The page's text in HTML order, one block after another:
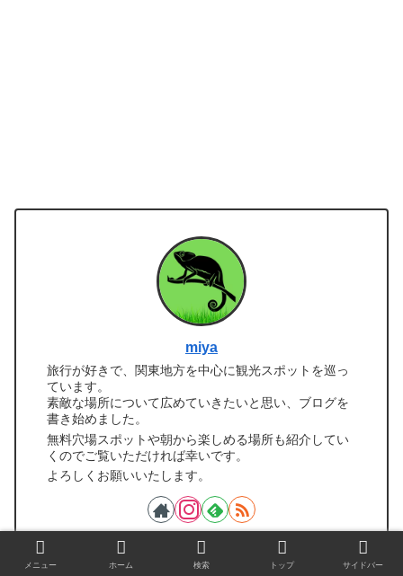
miya
旅行が好きで、関東地方を中心に観光スポットを巡っ
ています。
素敵な場所について広めていきたいと思い、ブログを
書き始めました。
無料穴場スポットや朝から楽しめる場所も紹介してい
くのでご覧いただければ幸いです。
よろしくお願いいたします。
メニュー ホーム 検索 トップ サイドバー